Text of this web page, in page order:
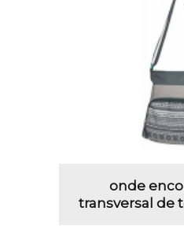
onde
transversal de